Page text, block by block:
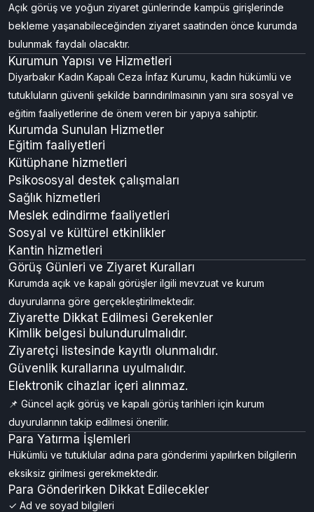
Açık görüş ve yoğun ziyaret günlerinde kampüs girişlerinde
bekleme yaşanabileceğinden ziyaret saatinden önce kurumda
bulunmak faydalı olacaktır.
Kurumun Yapısı ve Hizmetleri
Diyarbakır Kadın Kapalı Ceza İnfaz Kurumu, kadın hükümlü ve
tutukluların güvenli şekilde barındırılmasının yanı sıra sosyal ve
eğitim faaliyetlerine de önem veren bir yapıya sahiptir.
Kurumda Sunulan Hizmetler
Eğitim faaliyetleri
Kütüphane hizmetleri
Psikososyal destek çalışmaları
Sağlık hizmetleri
Meslek edindirme faaliyetleri
Sosyal ve kültürel etkinlikler
Kantin hizmetleri
Görüş Günleri ve Ziyaret Kuralları
Kurumda açık ve kapalı görüşler ilgili mevzuat ve kurum
duyurularına göre gerçekleştirilmektedir.
Ziyarette Dikkat Edilmesi Gerekenler
Kimlik belgesi bulundurulmalıdır.
Ziyaretçi listesinde kayıtlı olunmalıdır.
Güvenlik kurallarına uyulmalıdır.
Elektronik cihazlar içeri alınmaz.
📌 Güncel açık görüş ve kapalı görüş tarihleri için kurum
duyurularının takip edilmesi önerilir.
Para Yatırma İşlemleri
Hükümlü ve tutuklular adına para gönderimi yapılırken bilgilerin
eksiksiz girilmesi gerekmektedir.
Para Gönderirken Dikkat Edilecekler
✓ Ad ve soyad bilgileri